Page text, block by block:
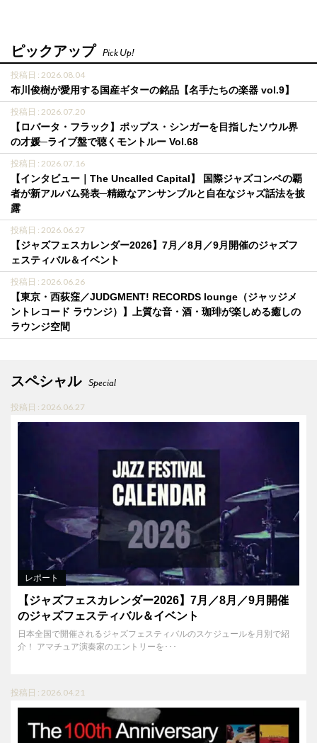
ピックアップ Pick Up!
投稿日 : 2026.08.04
布川俊樹が愛用する国産ギターの銘品【名手たちの楽器 vol.9】
投稿日 : 2026.07.20
【ロバータ・フラック】ポップス・シンガーを目指したソウル界
の才媛─ライブ盤で聴くモントルー Vol.68
投稿日 : 2026.07.16
【インタビュー｜The Uncalled Capital】 国際ジャズコンペの覇
者が新アルバム発表─精緻なアンサンブルと自在なジャズ話法を披
露
投稿日 : 2026.06.27
【ジャズフェスカレンダー2026】7月／8月／9月開催のジャズフ
ェスティバル＆イベント
投稿日 : 2026.06.26
【東京・西荻窪／JUDGMENT! RECORDS lounge（ジャッジメ
ントレコード ラウンジ）】上質な音・酒・珈琲が楽しめる癒しの
ラウンジ空間
スペシャル Special
投稿日 : 2026.06.27
レポート
【ジャズフェスカレンダー2026】7月／8月／9月開催
のジャズフェスティバル＆イベント
日本全国で開催されるジャズフェスティバルのスケジュールを月別で紹
介！ アマチュア演奏家のエントリーを･･･
投稿日 : 2026.04.21